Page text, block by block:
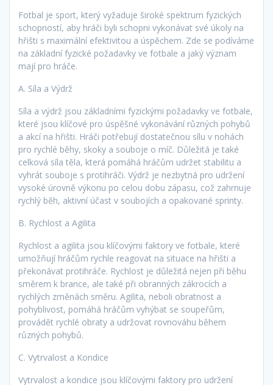
Fotbal je sport, který vyžaduje široké spektrum fyzických
schopností, aby hráči byli schopni vykonávat své úkoly na
hřišti s maximální efektivitou a úspěchem. Zde se podíváme
na základní fyzické požadavky ve fotbale a jaký význam
mají pro hráče.
A. Síla a Výdrž
Síla a výdrž jsou základními fyzickými požadavky ve fotbale,
které jsou klíčové pro úspěšné vykonávání různých pohybů
a akcí na hřišti. Hráči potřebují dostatečnou sílu v nohách
pro rychlé běhy, skoky a souboje o míč. Důležitá je také
celková síla těla, která pomáhá hráčům udržet stabilitu a
vyhrát souboje s protihráči. Výdrž je nezbytná pro udržení
vysoké úrovně výkonu po celou dobu zápasu, což zahrnuje
rychlý běh, aktivní účast v soubojích a opakované sprinty.
B. Rychlost a Agilita
Rychlost a agilita jsou klíčovými faktory ve fotbale, které
umožňují hráčům rychle reagovat na situace na hřišti a
překonávat protihráče. Rychlost je důležitá nejen při běhu
směrem k brance, ale také při obranných zákrocích a
rychlých změnách směru. Agilita, neboli obratnost a
pohyblivost, pomáhá hráčům vyhýbat se soupeřům,
provádět rychlé obraty a udržovat rovnováhu během
různých pohybů.
C. Vytrvalost a Kondice
Vytrvalost a kondice jsou klíčovými faktory pro udržení